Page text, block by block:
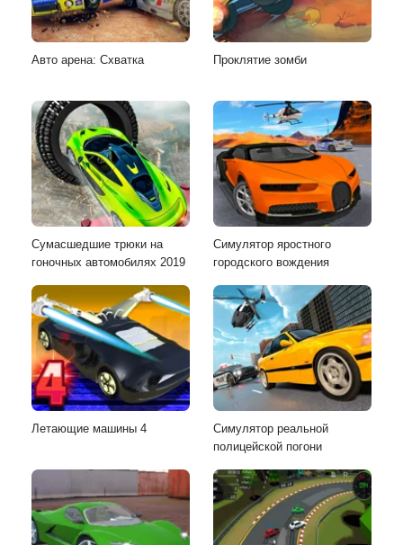
Авто арена: Схватка Проклятие зомби
Сумасшедшие трюки на
гоночных автомобилях 2019
Симулятор яростного
городского вождения
Летающие машины 4
Симулятор реальной
полицейской погони